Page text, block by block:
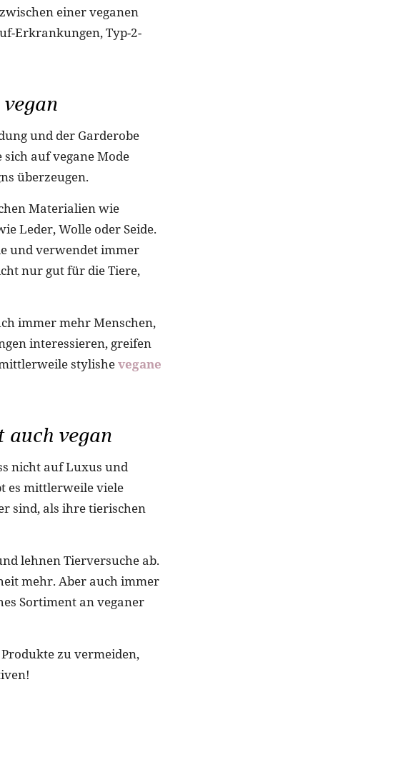
einer veganen
Erkrankungen, Typ-2-
und der Garderobe
auf vegane Mode
überzeugen.
Materialien wie
Leder, Wolle oder Seide.
und verwendet immer
nur gut für die Tiere,
immer mehr Menschen,
interessieren, greifen
stylishevegane
auch vegan
nicht auf Luxus und
es mittlerweile viele
sind, als ihre tierischen
lehnen Tierversuche ab.
mehr. Aber auch immer
Sortiment an veganer
zu vermeiden,